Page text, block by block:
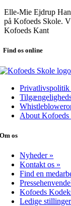
Elle-Mie Ejdrup
på Kofoeds Skole.
Kofoeds Kant
Find os online
Privatlivspolitik
About Kofoeds
Om os
Nyheder »
Kontakt os »
Find en
Kofoeds
Ledige